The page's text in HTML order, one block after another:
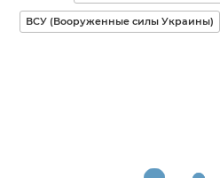
ВСУ (Вооруженные силы Украины)